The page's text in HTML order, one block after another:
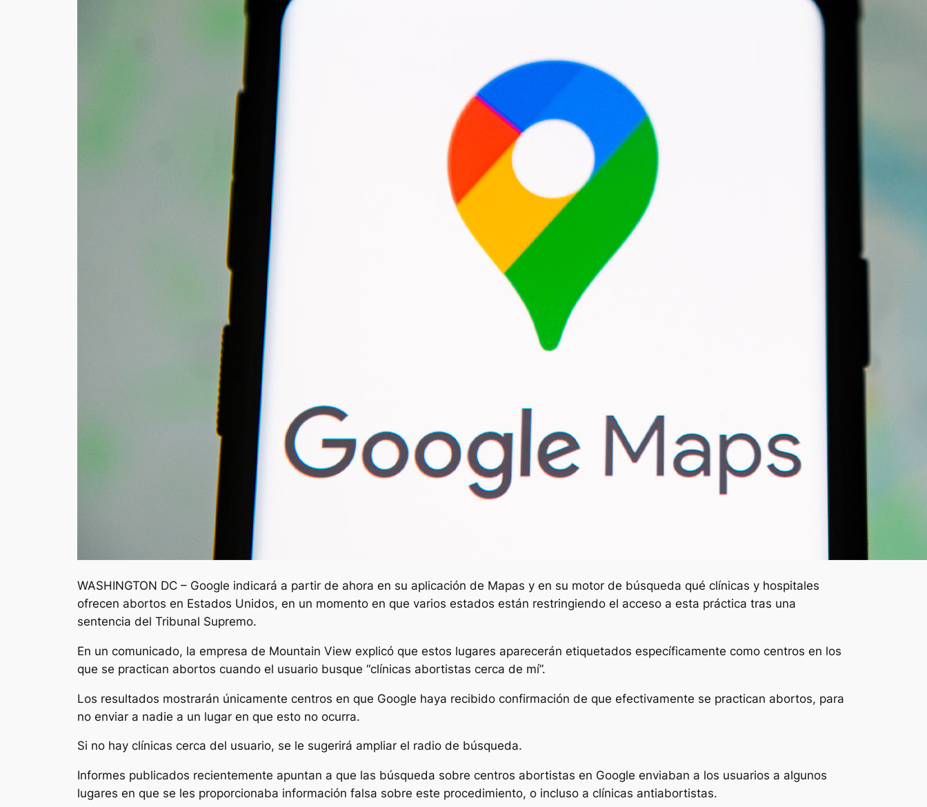
WASHINGTON DC – Google indicará a partir de ahora en su aplicación de Mapas y en su motor de búsqueda qué clínicas y hospitales
ofrecen abortos en Estados Unidos, en un momento en que varios estados están restringiendo el acceso a esta práctica tras una
sentencia del Tribunal Supremo.
En un comunicado, la empresa de Mountain View explicó que estos lugares aparecerán etiquetados específicamente como centros en los
que se practican abortos cuando el usuario busque “clínicas abortistas cerca de mí”.
Los resultados mostrarán únicamente centros en que Google haya recibido confirmación de que efectivamente se practican abortos, para
no enviar a nadie a un lugar en que esto no ocurra.
Si no hay clínicas cerca del usuario, se le sugerirá ampliar el radio de búsqueda.
Informes publicados recientemente apuntan a que las búsqueda sobre centros abortistas en Google enviaban a los usuarios a algunos
lugares en que se les proporcionaba información falsa sobre este procedimiento, o incluso a clínicas antiabortistas.